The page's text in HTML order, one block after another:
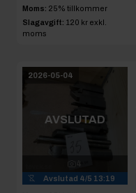
Moms: 25% tillkommer
Slagavgift: 120 kr exkl.
moms
2026-05-04
AVSLUTAD
4
Avslutad 4/5 13:19